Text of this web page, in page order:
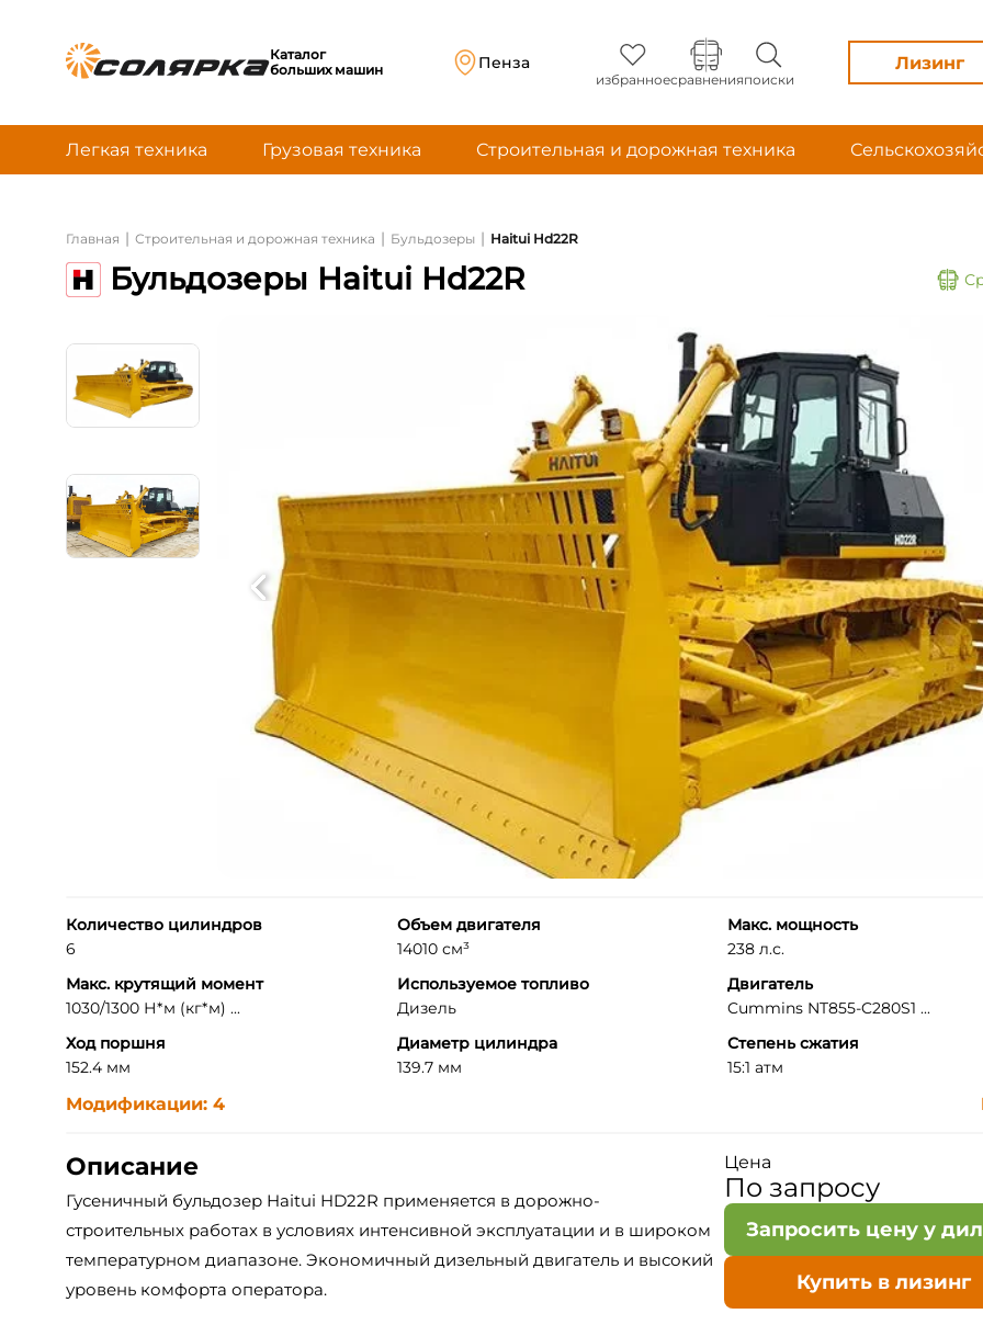
Каталог
больших машин
Пенза
избранноесравненияпоиски
Лизинг
Легкая техника Грузовая техника Строительная и дорожная техника
Главная | Строительная и дорожная техника | Бульдозеры | Haitui Hd22R
Бульдозеры Haitui Hd22R
Количество цилиндров
6
Объем двигателя
14010 см³
Макс. мощность
238 л.с.
Макс. крутящий момент
1030/1300 Н*м (кг*м) ...
Используемое топливо
Дизель
Двигатель
Cummins NT855-C280S1 ...
Ход поршня
152.4 мм
Диаметр цилиндра
139.7 мм
Степень сжатия
15:1 атм
Модификации: 4
Описание
Гусеничный бульдозер Haitui HD22R применяется в дорожно-
строительных работах в условиях интенсивной эксплуатации и в широком
температурном диапазоне. Экономичный дизельный двигатель и высокий
уровень комфорта оператора.
Цена
По запросу
Запросить цену у
Купить в лизинг